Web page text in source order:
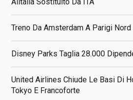
Treno Da Amsterdam A Parigi Nord
Disney Parks Taglia 28.000
United Airlines Chiude Le Basi Di
Tokyo E Francoforte